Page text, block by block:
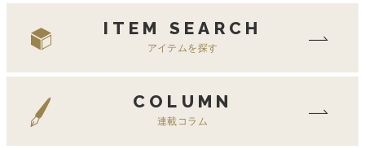
ITEM SEARCH
アイテムを探す
COLUMN
連載コラム